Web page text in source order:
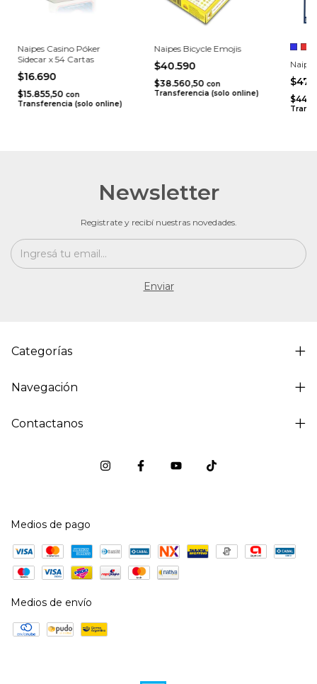
Naipes Casino Póker
Sidecar x 54 Cartas
$16.690
$15.855,50 con
Transferencia (solo online)
Naipes Bicycle Emojis
$40.590
$38.560,50 con
Transferencia (solo online)
Newsletter
Registrate y recibí nuestras novedades.
Categorías
Navegación
Contactanos
Medios de pago
Medios de envío